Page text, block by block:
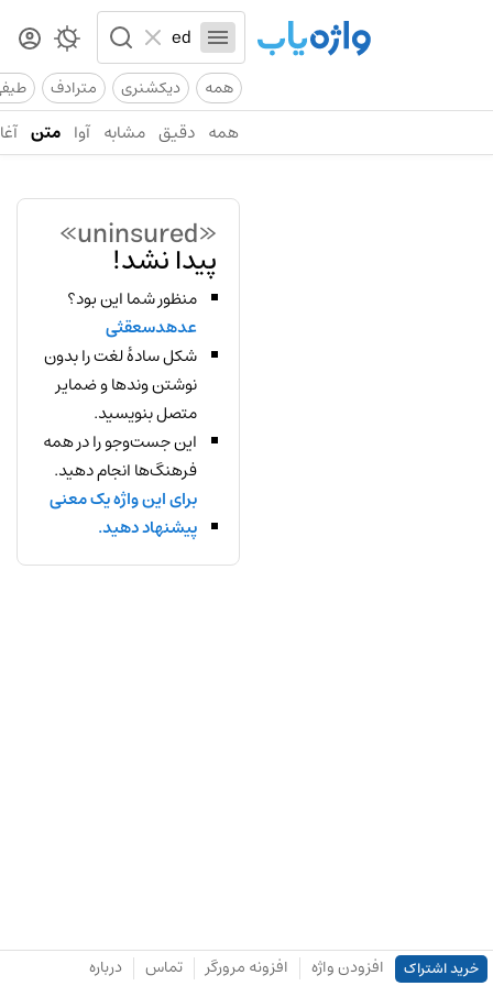
همه دیکشنری مترادف
همه دقیق مشابه آوا متن
«uninsured»
پیدا نشد!
منظور شما این بود؟
عدهدسعقثی
شکل سادهٔ لغت را بدون
نوشتن وندها و ضمایر
متصل بنویسید.
این جست‌وجو را در همه
فرهنگ‌ها انجام دهید.
برای این واژه یک معنی
پیشنهاد دهید.
خرید اشتراک افزودن واژه افزونه مرورگر تماس درباره